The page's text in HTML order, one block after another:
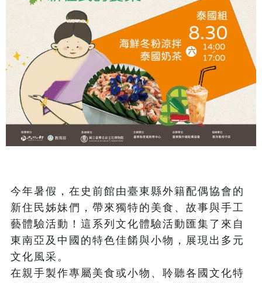
今年暑假，在史前館由臺東縣外籍配偶協會的
新住民姊妹們，帶來獨特的美食、故事與手工
藝體驗活動！這系列文化體驗活動匯集了來自
東南亞及中國的特色佳餚與小物，展現出多元
文化風采。
在親手製作專屬美食或小物、聆聽各國文化特